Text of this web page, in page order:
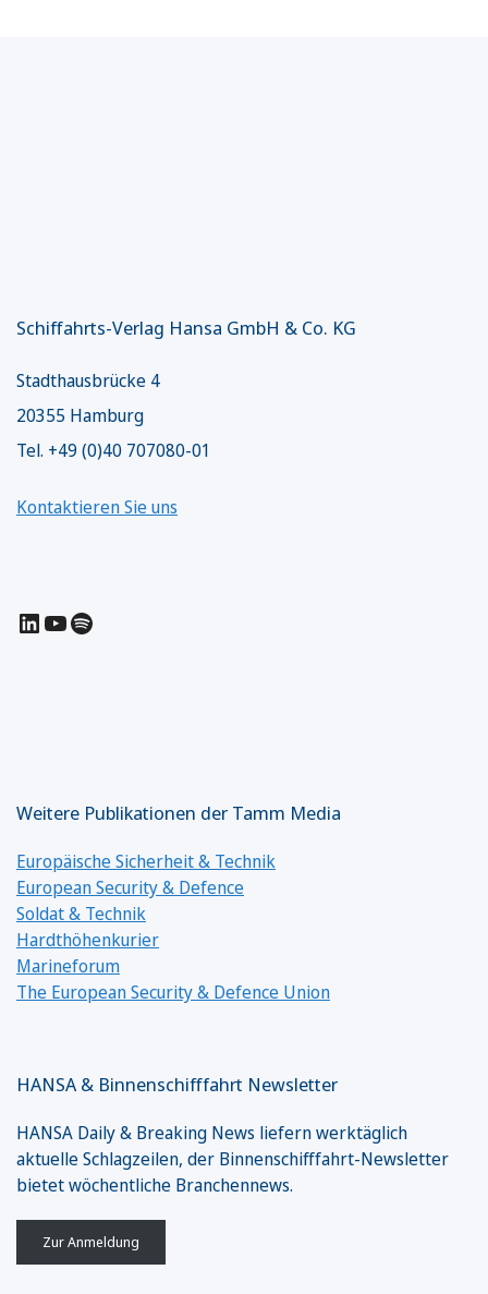
Schiffahrts-Verlag Hansa GmbH & Co. KG
Stadthausbrücke 4
20355 Hamburg
Tel. +49 (0)40 707080-01
Kontaktieren Sie uns
LinkedIn
YouTube
Spotify
Weitere Publikationen der Tamm Media
Europäische Sicherheit & Technik
European Security & Defence
Soldat & Technik
Hardthöhenkurier
Marineforum
The European Security & Defence Union
HANSA & Binnenschifffahrt Newsletter
HANSA Daily & Breaking News liefern werktäglich
aktuelle Schlagzeilen, der Binnenschifffahrt-Newsletter
bietet wöchentliche Branchennews.
Zur Anmeldung